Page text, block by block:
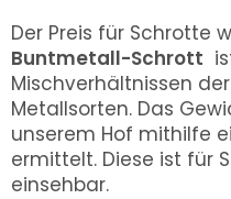
Der Preis für Schrotte
Buntmetall-Schrott
Mischverhältnissen
Metallsorten. Das
unserem Hof mithilfe
ermittelt. Diese ist für
einsehbar.